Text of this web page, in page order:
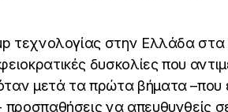
τεχνολογίας στην Ελλάδα στα
δυσκολίες που
μετά τα πρώτα βήματα –που
προσπαθήσεις να απευθυνθείς